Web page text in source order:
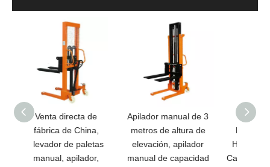
de
Apilador manual de 3
metros de altura de
elevación, apilador
manual de capacidad
NIULI 2Ton 1.6M
Hidráulico Manual
Hand Pallet Stacker
Carretilla elevadora de